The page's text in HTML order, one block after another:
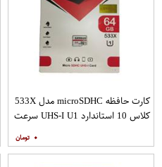
کارت حافظه microSDHC مدل 533X
کلاس 10 استاندارد UHS-I U1 سرعت
۰